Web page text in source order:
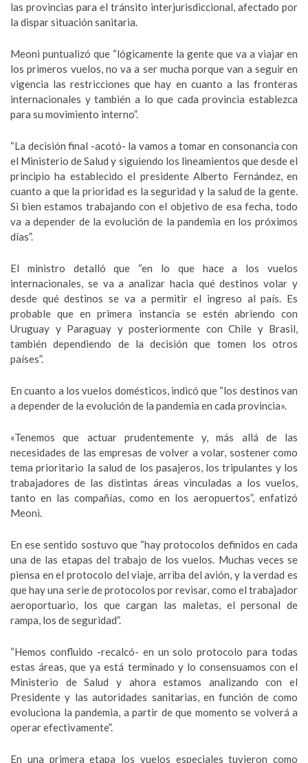
las provincias para el tránsito interjurisdiccional, afectado por
la dispar situación sanitaria.
Meoni puntualizó que “lógicamente la gente que va a viajar en
los primeros vuelos, no va a ser mucha porque van a seguir en
vigencia las restricciones que hay en cuanto a las fronteras
internacionales y también a lo que cada provincia establezca
para su movimiento interno”.
“La decisión final -acotó- la vamos a tomar en consonancia con
el Ministerio de Salud y siguiendo los lineamientos que desde el
principio ha establecido el presidente Alberto Fernández, en
cuanto a que la prioridad es la seguridad y la salud de la gente.
Si bien estamos trabajando con el objetivo de esa fecha, todo
va a depender de la evolución de la pandemia en los próximos
días”.
El ministro detalló que “en lo que hace a los vuelos
internacionales, se va a analizar hacia qué destinos volar y
desde qué destinos se va a permitir el ingreso al país. Es
probable que en primera instancia se estén abriendo con
Uruguay y Paraguay y posteriormente con Chile y Brasil,
también dependiendo de la decisión que tomen los otros
países”.
En cuanto a los vuelos domésticos, indicó que “los destinos van
a depender de la evolución de la pandemia en cada provincia».
«Tenemos que actuar prudentemente y, más allá de las
necesidades de las empresas de volver a volar, sostener como
tema prioritario la salud de los pasajeros, los tripulantes y los
trabajadores de las distintas áreas vinculadas a los vuelos,
tanto en las compañías, como en los aeropuertos”, enfatizó
Meoni.
En ese sentido sostuvo que “hay protocolos definidos en cada
una de las etapas del trabajo de los vuelos. Muchas veces se
piensa en el protocolo del viaje, arriba del avión, y la verdad es
que hay una serie de protocolos por revisar, como el trabajador
aeroportuario, los que cargan las maletas, el personal de
rampa, los de seguridad”.
“Hemos confluido -recalcó- en un solo protocolo para todas
estas áreas, que ya está terminado y lo consensuamos con el
Ministerio de Salud y ahora estamos analizando con el
Presidente y las autoridades sanitarias, en función de como
evoluciona la pandemia, a partir de que momento se volverá a
operar efectivamente”.
En una primera etapa los vuelos especiales tuvieron como